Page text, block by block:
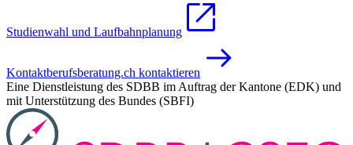
Studienwahl und Laufbahnplanung
Kontaktberufsberatung.ch kontaktieren
Eine Dienstleistung des SDBB im Auftrag der Kantone (EDK) und
mit Unterstützung des Bundes (SBFI)